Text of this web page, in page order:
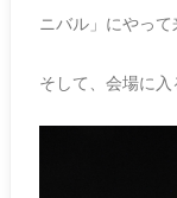
ニバル」にやっ
そして、会場に入